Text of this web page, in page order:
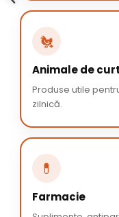
🐔
Animale de
Produse utile
zilnică.
💊
Farmacie